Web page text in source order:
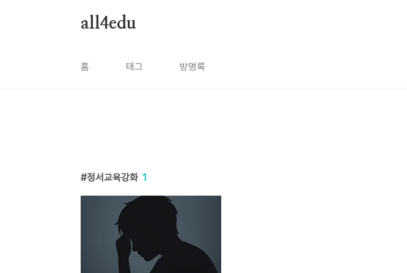
all4edu
홈 태그 방명록
정서교육강화 1